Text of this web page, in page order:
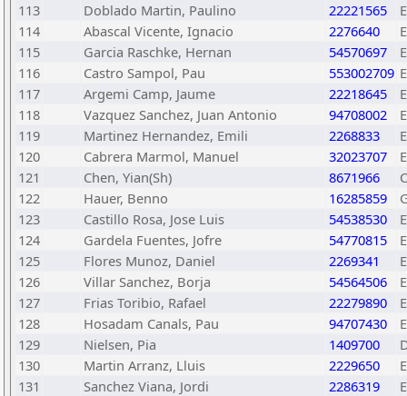
113
Doblado Martin, Paulino 22221565
114
Abascal Vicente, Ignacio 2276640
115
Garcia Raschke, Hernan 54570697
116
Castro Sampol, Pau 553002709
117
Argemi Camp, Jaume 22218645
118
Vazquez Sanchez, Juan Antonio 94708002
119
Martinez Hernandez, Emili 2268833
120
Cabrera Marmol, Manuel 32023707
121
Chen, Yian(Sh) 8671966
122
Hauer, Benno 16285859
123
Castillo Rosa, Jose Luis 54538530
124
Gardela Fuentes, Jofre 54770815
125
Flores Munoz, Daniel 2269341
126
Villar Sanchez, Borja 54564506
127
Frias Toribio, Rafael 22279890
128
Hosadam Canals, Pau 94707430
129
Nielsen, Pia 1409700
130
Martin Arranz, Lluis 2229650
131
Sanchez Viana, Jordi 2286319